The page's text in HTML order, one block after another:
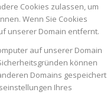
Cookies zulassen, um
Wenn Sie Cookies
unserer Domain entfernt.
auf unserer Domain
können
Domains gespeichert
Ihres